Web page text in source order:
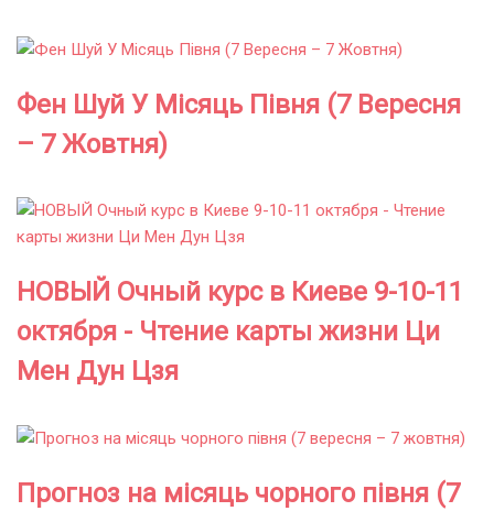
Фен Шуй У Місяць Півня (7 Вересня
– 7 Жовтня)
НОВЫЙ Очный курс в Киеве 9-10-11
октября - Чтение карты жизни Ци
Мен Дун Цзя
Прогноз на місяць чорного півня (7